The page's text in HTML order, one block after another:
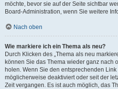
möchte, bevor sie auf der Seite sichtbar
Board-Administration, wenn Sie weitere
Nach oben
Wie markiere ich ein Thema als neu?
Durch Klicken des „Thema als neu
können Sie das Thema wieder ganz nach
holen. Wenn Sie den entsprechenden
möglicherweise deaktiviert oder seit der
Zeit vergangen. Es ist auch möglich, das